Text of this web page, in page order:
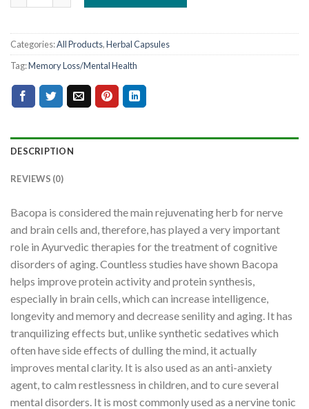
Categories:All Products,Herbal Capsules
Tag:Memory Loss/Mental Health
DESCRIPTION
REVIEWS (0)
Bacopa is considered the main rejuvenating herb for nerve
and brain cells and, therefore, has played a very important
role in Ayurvedic therapies for the treatment of cognitive
disorders of aging. Countless studies have shown Bacopa
helps improve protein activity and protein synthesis,
especially in brain cells, which can increase intelligence,
longevity and memory and decrease senility and aging. It has
tranquilizing effects but, unlike synthetic sedatives which
often have side effects of dulling the mind, it actually
improves mental clarity. It is also used as an anti-anxiety
agent, to calm restlessness in children, and to cure several
mental disorders. It is most commonly used as a nervine tonic